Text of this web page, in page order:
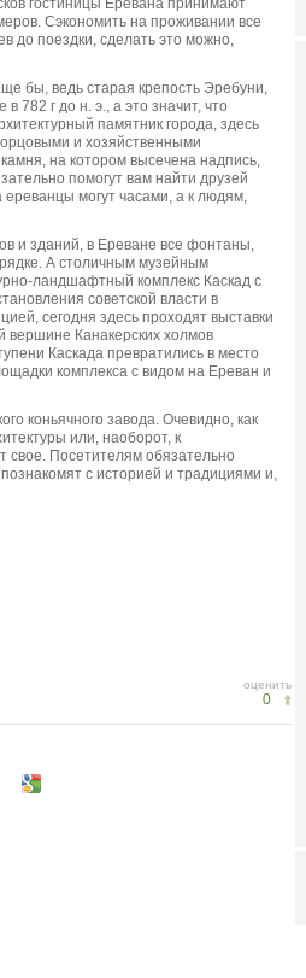
гостиницы Ереванапринимают
Сэкономить на проживании все
до поездки, сделать это можно,
бы, ведь старая крепость Эребуни,
782 г до н. э., а это значит, что
памятник города, здесь
и хозяйственными
на котором высечена надпись,
помогут вам найти друзей
ереванцы могут часами, а к людям,
и зданий, в Ереване все фонтаны,
А столичным музейным
ландшафтный комплекс Каскад с
советской власти в
сегодня здесь проходят выставки
вершине Канакерских холмов
Каскада превратились в место
комплекса с видом на Ереван и
коньячного завода. Очевидно, как
или, наоборот, к
свое. Посетителям обязательно
с историей и традициями и,
оценить
0